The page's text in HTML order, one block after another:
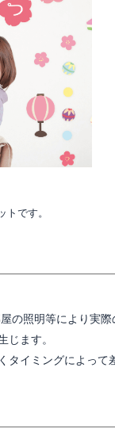
です。
の照明等により実
じます。
タイミングによって